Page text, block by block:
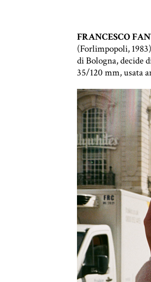
FRANCESCO
(Forlimpopoli,
di Bologna, decide
35/120 mm, usata